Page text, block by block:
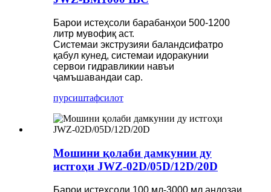
Барои истеҳсоли барабанҳои 500-1200
литр мувофиқ аст.
Системаи экструзияи баландсифатро
қабул кунед, системаи идоракунии
сервои гидравликии навъи
ҷамъшавандаи сар.
пурсиштафсилот
Мошини қолаби дамкунии ду
истгоҳи JWZ-02D/05D/12D/20D
Барои истеҳсоли 100 мл-3000 мл андозаи